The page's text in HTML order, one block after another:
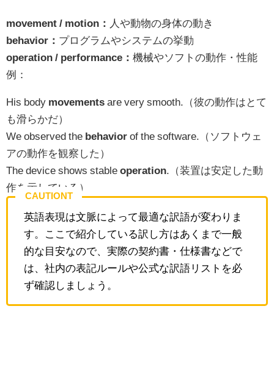
movement / motion：
人や動物の身体の動き
behavior： プログラムやシステムの挙動
operation / performance： 機械やソフトの動作・性能
例：
His body movements are very smooth.（彼の動作はとて
も滑らかだ）
We observed the behavior of the software.（ソフトウェ
アの動作を観察した）
The device shows stable operation .（装置は安定した動
作を示している）
CAUTIONT
英語表現は文脈によって最適な訳語が変わりま
す。ここで紹介している訳し方はあくまで一般
的な目安なので、実際の契約書・仕様書などで
は、社内の表記ルールや公式な訳語リストを必
ず確認しましょう。